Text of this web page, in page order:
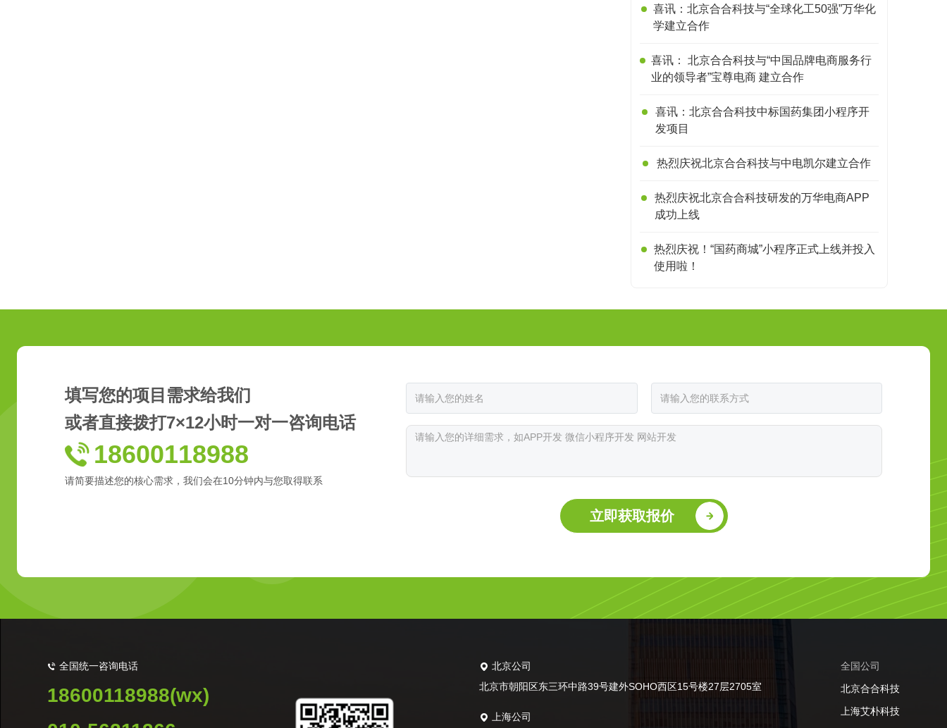
喜讯：北京合合科技与“全球化工50强”万华化
学建立合作
喜讯： 北京合合科技与“中国品牌电商服务行
业的领导者”宝尊电商 建立合作
喜讯：北京合合科技中标国药集团小程序开
发项目
热烈庆祝北京合合科技与中电凯尔建立合作
热烈庆祝北京合合科技研发的万华电商APP
成功上线
热烈庆祝！“国药商城”小程序正式上线并投入
使用啦！
填写您的项目需求给我们
或者直接拨打7×12小时一对一咨询电话
18600118988
请简要描述您的核心需求，我们会在10分钟内与您取得联系
立即获取报价
全国统一咨询电话
18600118988(wx)
北京公司
北京市朝阳区东三环中路39号建外SOHO西区15号楼27层2705室
上海公司
全国公司
北京合合科技
上海艾朴科技